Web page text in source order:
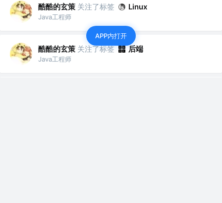
酷酷的玄策 关注了标签 Linux
Java工程师
酷酷的玄策 关注了标签 后端
Java工程师
APP内打开